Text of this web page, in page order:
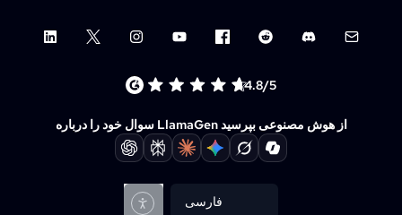
LinkedInX (Twitter)InstagramYouTubeFacebook group
Reddit DiscordEmail
4.8/5
سوال خود را درباره LlamaGen از هوش مصنوعی بپرسید
فارسی